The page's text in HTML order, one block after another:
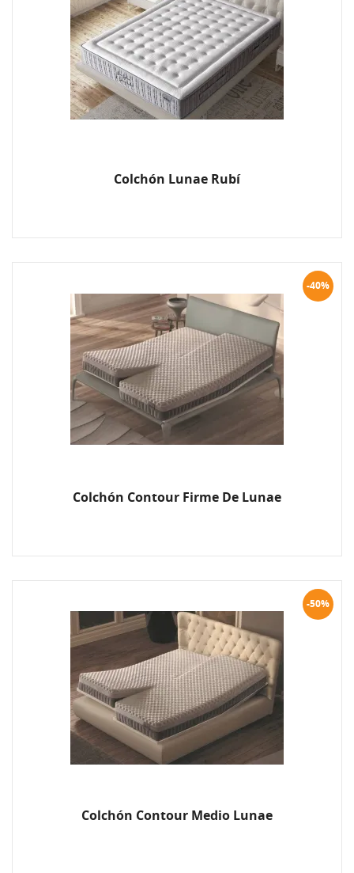
Colchón Lunae Rubí
-40%
Colchón Contour Firme De Lunae
-50%
Colchón Contour Medio Lunae